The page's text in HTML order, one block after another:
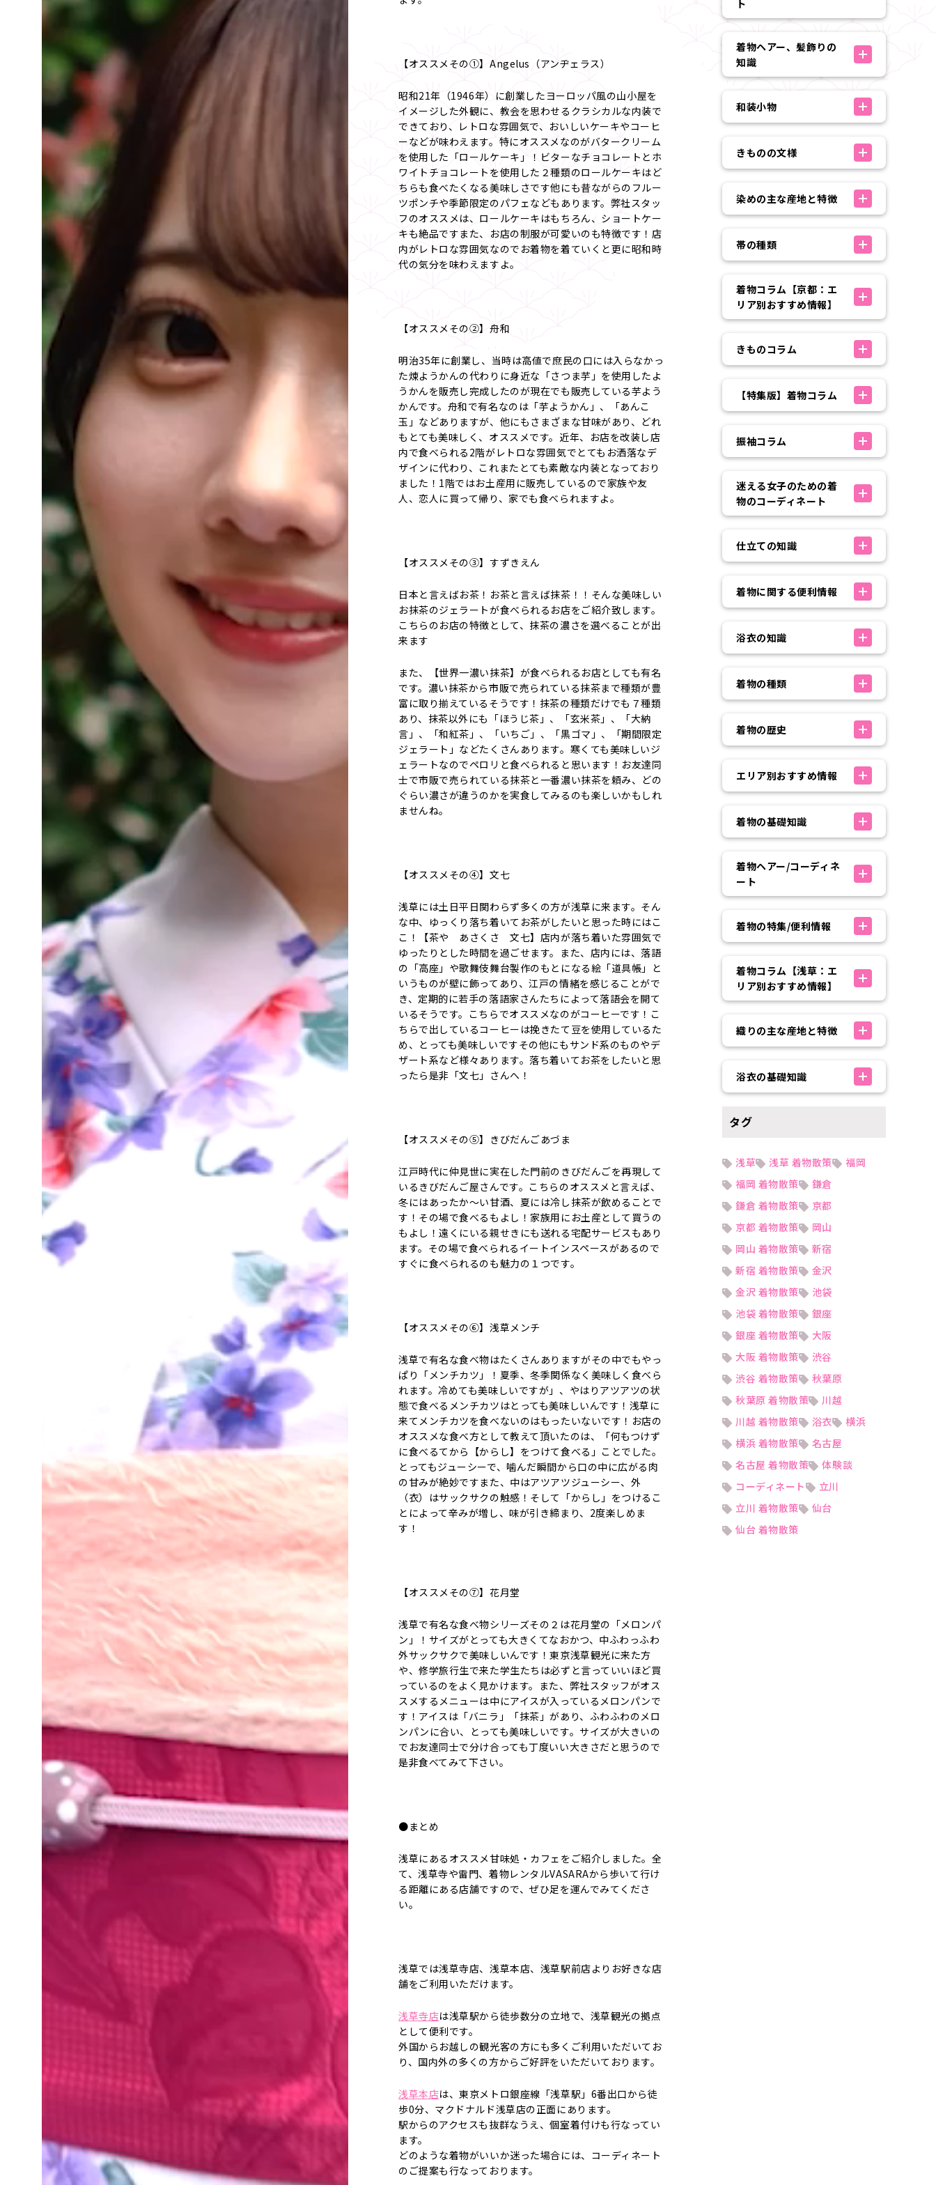
【オススメその①】Angelus（アンヂェラス）
昭和21年（1946年）に創業したヨーロッパ風の山小屋を
イメージした外観に、教会を思わせるクラシカルな内装で
できており、レトロな雰囲気で、おいしいケーキやコーヒ
ーなどが味わえます。特にオススメなのがバタークリーム
を使用した「ロールケーキ」！ビターなチョコレートとホ
ワイトチョコレートを使用した２種類のロールケーキはど
ちらも食べたくなる美味しさです他にも昔ながらのフルー
ツポンチや季節限定のパフェなどもあります。弊社スタッ
フのオススメは、ロールケーキはもちろん、ショートケー
キも絶品ですまた、お店の制服が可愛いのも特徴です！店
内がレトロな雰囲気なのでお着物を着ていくと更に昭和時
代の気分を味わえますよ。
【オススメその②】舟和
明治35年に創業し、当時は高値で庶民の口には入らなかっ
た煉ようかんの代わりに身近な「さつま芋」を使用したよ
うかんを販売し完成したのが現在でも販売している芋よう
かんです。舟和で有名なのは「芋ようかん」、「あんこ
玉」などありますが、他にもさまざまな甘味があり、どれ
もとても美味しく、オススメです。近年、お店を改装し店
内で食べられる2階がレトロな雰囲気でとてもお洒落なデ
ザインに代わり、これまたとても素敵な内装となっており
ました！1階ではお土産用に販売しているので家族や友
人、恋人に買って帰り、家でも食べられますよ。
【オススメその③】すずきえん
日本と言えばお茶！お茶と言えば抹茶！！そんな美味しい
お抹茶のジェラートが食べられるお店をご紹介致します。
こちらのお店の特徴として、抹茶の濃さを選べることが出
来ます
また、【世界一濃い抹茶】が食べられるお店としても有名
です。濃い抹茶から市販で売られている抹茶まで種類が豊
富に取り揃えているそうです！抹茶の種類だけでも７種類
あり、抹茶以外にも「ほうじ茶」、「玄米茶」、「大納
言」、「和紅茶」、「いちご」、「黒ゴマ」、「期間限定
ジェラート」などたくさんあります。寒くても美味しいジ
ェラートなのでペロリと食べられると思います！お友達同
士で市販で売られている抹茶と一番濃い抹茶を頼み、どの
ぐらい濃さが違うのかを実食してみるのも楽しいかもしれ
ませんね。
【オススメその④】文七
浅草には土日平日関わらず多くの方が浅草に来ます。そん
な中、ゆっくり落ち着いてお茶がしたいと思った時にはこ
こ！【茶や あさくさ 文七】店内が落ち着いた雰囲気で
ゆったりとした時間を過ごせます。また、店内には、落語
の「高座」や歌舞伎舞台製作のもとになる絵「道具帳」と
いうものが壁に飾ってあり、江戸の情緒を感じることがで
き、定期的に若手の落語家さんたちによって落語会を開て
いるそうです。こちらでオススメなのがコーヒーです！こ
ちらで出しているコーヒーは挽きたて豆を使用しているた
め、とっても美味しいですその他にもサンド系のものやデ
ザート系など様々あります。落ち着いてお茶をしたいと思
ったら是非「文七」さんへ！
【オススメその⑤】きびだんごあづま
江戸時代に仲見世に実在した門前のきびだんごを再現して
いるきびだんご屋さんです。こちらのオススメと言えば、
冬にはあったか～い甘酒、夏には冷し抹茶が飲めることで
す！その場で食べるもよし！家族用にお土産として買うの
もよし！遠くにいる親せきにも送れる宅配サービスもあり
ます。その場で食べられるイートインスペースがあるので
すぐに食べられるのも魅力の１つです。
【オススメその⑥】浅草メンチ
浅草で有名な食べ物はたくさんありますがその中でもやっ
ぱり「メンチカツ」！夏季、冬季関係なく美味しく食べら
れます。冷めても美味しいですが」、やはりアツアツの状
態で食べるメンチカツはとっても美味しいんです！浅草に
来てメンチカツを食べないのはもったいないです！お店の
オススメな食べ方として教えて頂いたのは、「何もつけず
に食べるてから【からし】をつけて食べる」ことでした。
とってもジューシーで、噛んだ瞬間から口の中に広がる肉
の甘みが絶妙ですまた、中はアツアツジューシー、外
（衣）はサックサクの触感！そして「からし」をつけるこ
とによって辛みが増し、味が引き締まり、2度楽しめま
す！
【オススメその⑦】花月堂
浅草で有名な食べ物シリーズその２は花月堂の「メロンパ
ン」！サイズがとっても大きくてなおかつ、中ふわっふわ
外サックサクで美味しいんです！東京浅草観光に来た方
や、修学旅行生で来た学生たちは必ずと言っていいほど買
っているのをよく見かけます。また、弊社スタッフがオス
スメするメニューは中にアイスが入っているメロンパンで
す！アイスは「バニラ」「抹茶」があり、ふわふわのメロ
ンパンに合い、とっても美味しいです。サイズが大きいの
でお友達同士で分け合っても丁度いい大きさだと思うので
是非食べてみて下さい。
●まとめ
浅草にあるオススメ甘味処・カフェをご紹介しました。全
て、浅草寺や雷門、着物レンタルVASARAから歩いて行け
る距離にある店舗ですので、ぜひ足を運んでみてくださ
い。
浅草では浅草寺店、浅草本店、浅草駅前店よりお好きな店
舗をご利用いただけます。
浅草寺店は浅草駅から徒歩数分の立地で、浅草観光の拠点
として便利です。
外国からお越しの観光客の方にも多くご利用いただいてお
り、国内外の多くの方からご好評をいただいております。
浅草本店は、東京メトロ銀座線「浅草駅」6番出口から徒
歩0分、マクドナルド浅草店の正面にあります。
駅からのアクセスも抜群なうえ、個室着付けも行なってい
ます。
どのような着物がいいか迷った場合には、コーディネート
のご提案も行なっております。
ト
着物ヘアー、髪飾りの
知識
和装小物
きものの文様
染めの主な産地と特徴
帯の種類
着物コラム【京都：エ
リア別おすすめ情報】
きものコラム
【特集版】着物コラム
振袖コラム
迷える女子のための着
物のコーディネート
仕立ての知識
着物に関する便利情報
浴衣の知識
着物の種類
着物の歴史
エリア別おすすめ情報
着物の基礎知識
着物ヘアー/コーディネ
ート
着物の特集/便利情報
着物コラム【浅草：エ
リア別おすすめ情報】
織りの主な産地と特徴
浴衣の基礎知識
タグ
浅草 浅草 着物散策
福岡
福岡 着物散策
鎌倉
鎌倉 着物散策
京都
京都 着物散策
岡山
岡山 着物散策
新宿
新宿 着物散策
金沢
金沢 着物散策
池袋
池袋 着物散策
銀座
銀座 着物散策
大阪
大阪 着物散策
渋谷
渋谷 着物散策
秋葉原
秋葉原 着物散策
川越
川越 着物散策
浴衣
横浜
横浜 着物散策
名古屋
名古屋 着物散策
体験談
コーディネート
立川
立川 着物散策
仙台
仙台 着物散策